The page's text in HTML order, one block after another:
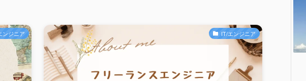
ンジニア IT/エンジニア